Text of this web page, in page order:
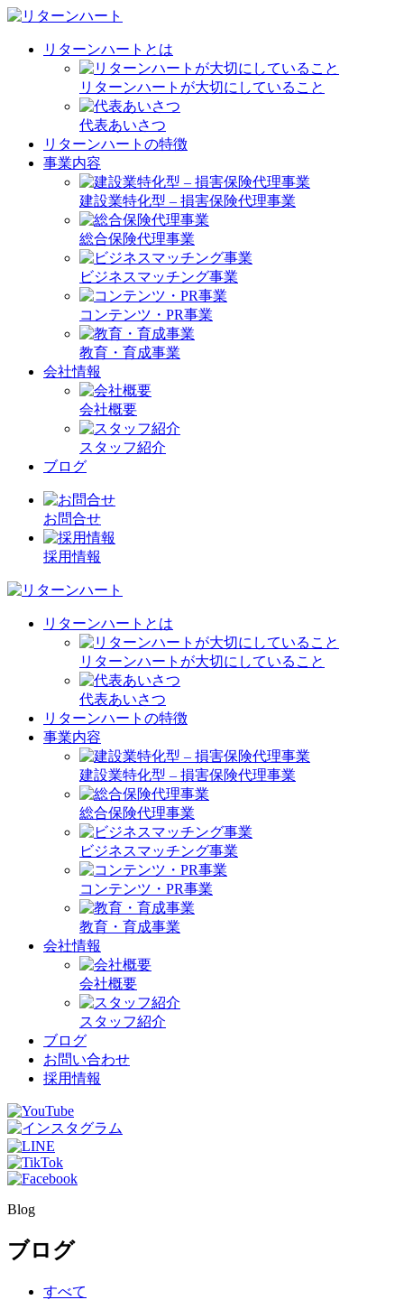
リターンハートとは
リターンハートが大切にしていること
代表あいさつ
リターンハートの特徴
事業内容
建設業特化型 – 損害保険代理事業
総合保険代理事業
ビジネスマッチング事業
コンテンツ・PR事業
教育・育成事業
会社情報
会社概要
スタッフ紹介
ブログ
お問合せ
採用情報
リターンハートとは
リターンハートが大切にしていること
代表あいさつ
リターンハートの特徴
事業内容
建設業特化型 – 損害保険代理事業
総合保険代理事業
ビジネスマッチング事業
コンテンツ・PR事業
教育・育成事業
会社情報
会社概要
スタッフ紹介
ブログ
お問い合わせ
採用情報
Blog
ブログ
すべて